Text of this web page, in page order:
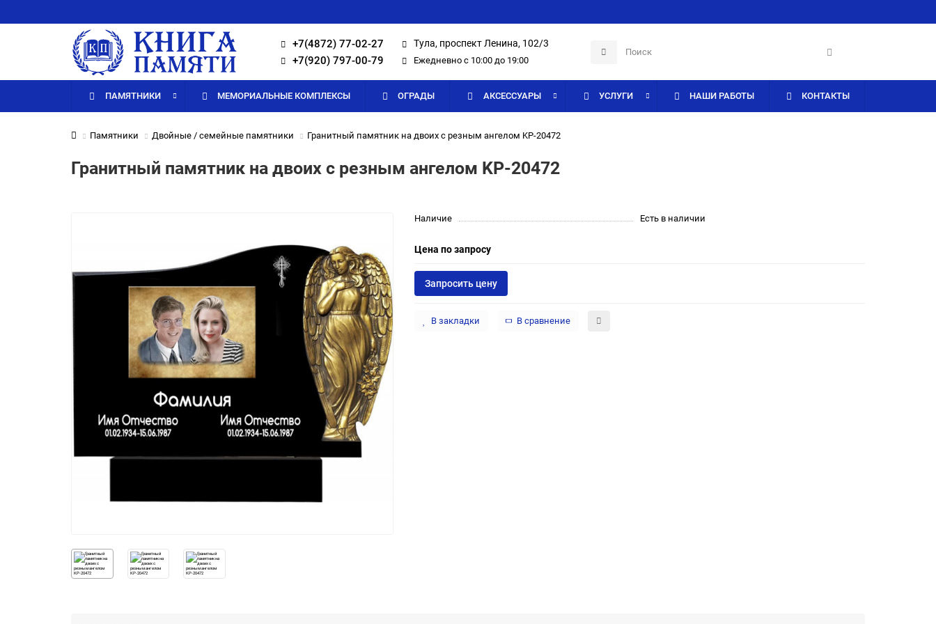
+7(4872) 77-02-27
+7(920) 797-00-79
Тула, проспект Ленина, 102/3
Ежедневно с 10:00 до 19:00
ПАМЯТНИКИ МЕМОРИАЛЬНЫЕ КОМПЛЕКСЫ ОГРАДЫ АКСЕССУАРЫ УСЛУГИ НАШИ РАБОТЫ КОНТАКТЫ
Памятники Двойные / семейные памятники Гранитный памятник на двоих с резным ангелом KP-20472
Гранитный памятник на двоих с резным ангелом KP-20472
Наличие Есть в наличии
Цена по запросу
Запросить цену
В закладки В сравнение